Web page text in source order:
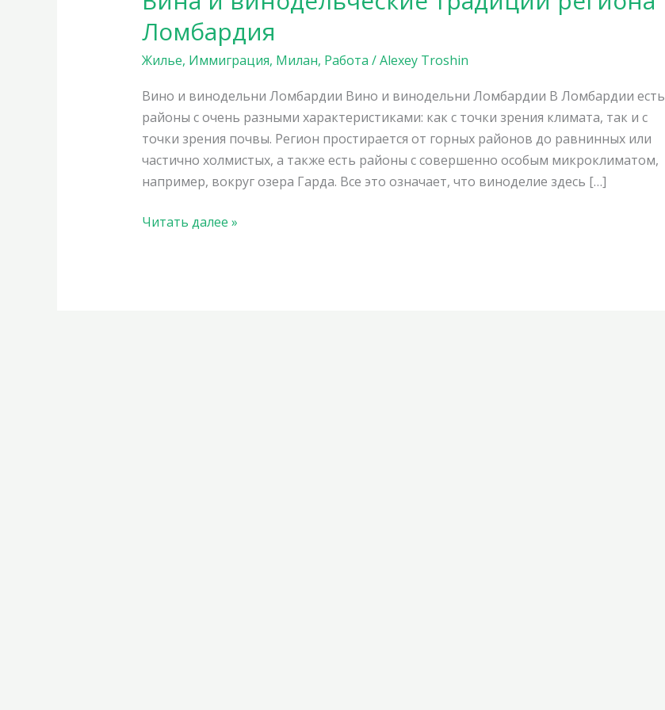
Ломбардия
Жилье, Иммиграция, Милан, Работа /Alexey Troshin
Вино и винодельни Ломбардии Вино и винодельни Ломбардии В Ломбардии есть
районы с очень разными характеристиками: как с точки зрения климата, так и с
точки зрения почвы. Регион простирается от горных районов до равнинных или
частично холмистых, а также есть районы с совершенно особым микроклиматом,
например, вокруг озера Гарда. Все это означает, что виноделие здесь […]
винодельческие
традиции
Ломбардия
Читать далее »